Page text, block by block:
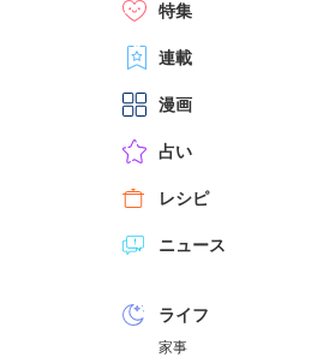
特集
連載
漫画
占い
レシピ
ニュース
ライフ
家事